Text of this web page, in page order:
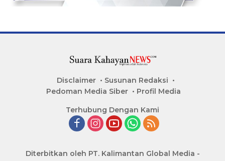
Disclaimer
Susunan Redaksi
Pedoman Media Siber
Profil Media
Terhubung Dengan Kami
Diterbitkan oleh PT. Kalimantan Global Media -